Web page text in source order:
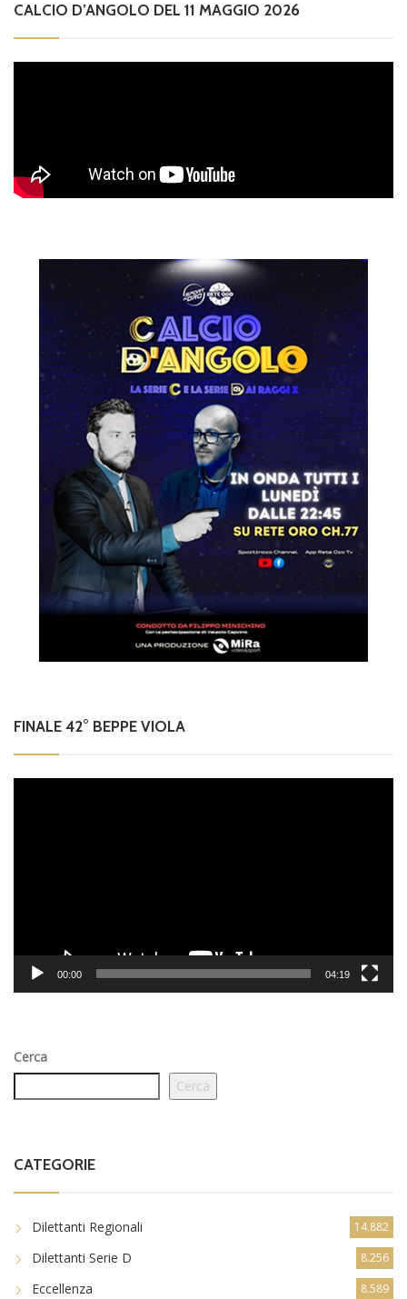
CALCIO D’ANGOLO DEL 11 MAGGIO 2026
FINALE 42° BEPPE VIOLA
00:00 04:19
Cerca
Cerca
CATEGORIE
Dilettanti Regionali 14.882
Dilettanti Serie D 8.256
Eccellenza 8.589